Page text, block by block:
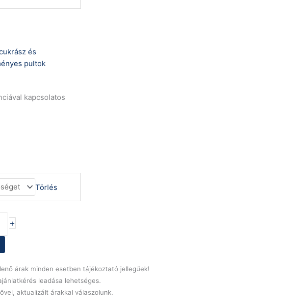
és
pultok
kapcsolatos
Törlés
+
árak minden esetben tájékoztató jellegűek!
leadása lehetséges.
aktualizált árakkal válaszolunk.